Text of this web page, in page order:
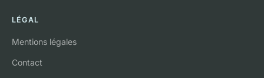
LÉGAL
Mentions légales
Contact